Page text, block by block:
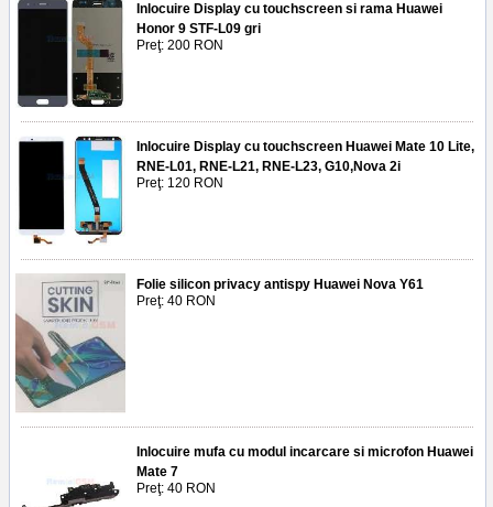
Inlocuire Display cu touchscreen si rama Huawei
Honor 9 STF-L09 gri
Preţ: 200 RON
Inlocuire Display cu touchscreen Huawei Mate 10 Lite,
RNE-L01, RNE-L21, RNE-L23, G10,Nova 2i
Preţ: 120 RON
Folie silicon privacy antispy Huawei Nova Y61
Preţ: 40 RON
Inlocuire mufa cu modul incarcare si microfon Huawei
Mate 7
Preţ: 40 RON